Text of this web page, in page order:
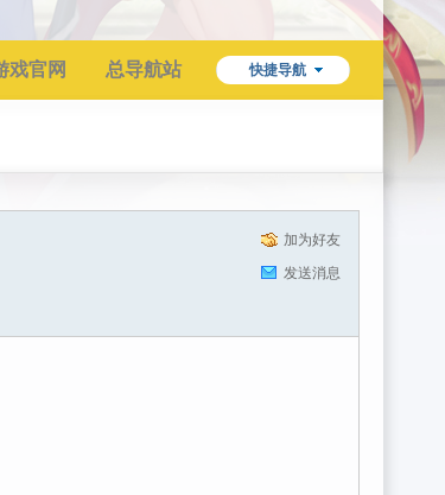
快捷导航
戏官网 总导航站
加为好友
发送消息